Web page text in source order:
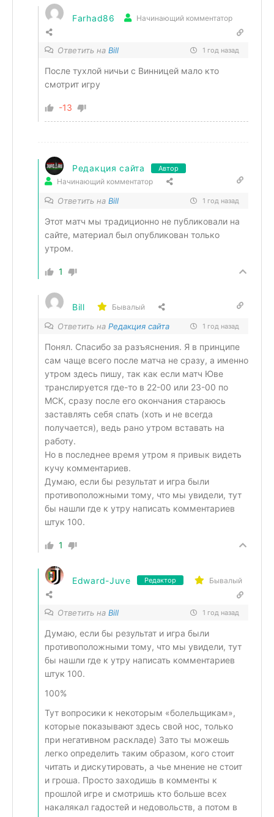
Farhad86 Начинающий комментатор
Ответить на Bill 1 год назад
После тухлой ничьи с Винницей мало кто
смотрит игру
-13
Редакция сайта Автор
Начинающий комментатор
Ответить на Bill 1 год назад
Этот матч мы традиционно не публиковали на
сайте, материал был опубликован только
утром.
1
Bill Бывалый
Ответить на Редакция сайта 1 год назад
Понял. Спасибо за разъяснения. Я в принципе
сам чаще всего после матча не сразу, а именно
утром здесь пишу, так как если матч Юве
транслируется где-то в 22-00 или 23-00 по
МСК, сразу после его окончания стараюсь
заставлять себя спать (хоть и не всегда
получается), ведь рано утром вставать на
работу.
Но в последнее время утром я привык видеть
кучу комментариев.
Думаю, если бы результат и игра были
противоположными тому, что мы увидели, тут
бы нашли где к утру написать комментариев
штук 100.
1
Edward-Juve Редактор Бывалый
Ответить на Bill 1 год назад
Думаю, если бы результат и игра были
противоположными тому, что мы увидели, тут
бы нашли где к утру написать комментариев
штук 100.
100%
Тут вопросики к некоторым «болельщикам»,
которые показывают здесь свой нос, только
при негативном раскладе) Зато ты можешь
легко определить таким образом, кого стоит
читать и дискутировать, а чье мнение не стоит
и гроша. Просто заходишь в комменты к
прошлой игре и смотришь кто больше всех
накалякал гадостей и недовольств, а потом в